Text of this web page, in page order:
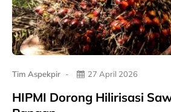
Tim Aspekpir 27 April 2026
HIPMI Dorong Hilirisasi